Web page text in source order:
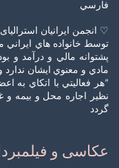
فارسي
♡ انجمن ایرانیان
توسط خانواده هاي
پشتوانه مالي و درآمد و
مادي و معنوي ایشان
“هر فعاليتي با اتكاي به
نظير اجاره محل و بيمه و
گردد
عکاسی و